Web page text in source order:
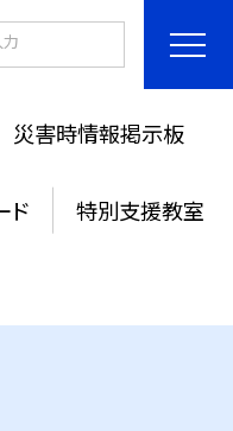
災害時情報掲示板
ド 特別支援教室